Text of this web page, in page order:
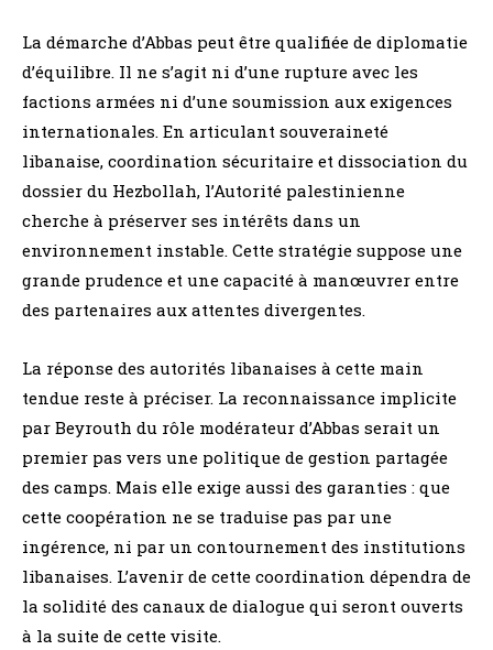
La démarche d’Abbas peut être qualifiée de diplomatie
d’équilibre. Il ne s’agit ni d’une rupture avec les
factions armées ni d’une soumission aux exigences
internationales. En articulant souveraineté
libanaise, coordination sécuritaire et dissociation du
dossier du Hezbollah, l’Autorité palestinienne
cherche à préserver ses intérêts dans un
environnement instable. Cette stratégie suppose une
grande prudence et une capacité à manœuvrer entre
des partenaires aux attentes divergentes.
La réponse des autorités libanaises à cette main
tendue reste à préciser. La reconnaissance implicite
par Beyrouth du rôle modérateur d’Abbas serait un
premier pas vers une politique de gestion partagée
des camps. Mais elle exige aussi des garanties : que
cette coopération ne se traduise pas par une
ingérence, ni par un contournement des institutions
libanaises. L’avenir de cette coordination dépendra de
la solidité des canaux de dialogue qui seront ouverts
à la suite de cette visite.